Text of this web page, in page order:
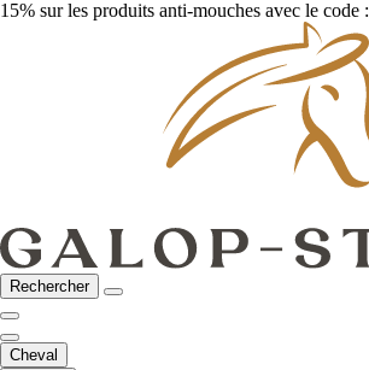
15% sur les produits anti-mouches avec le code :
Rechercher
Cheval